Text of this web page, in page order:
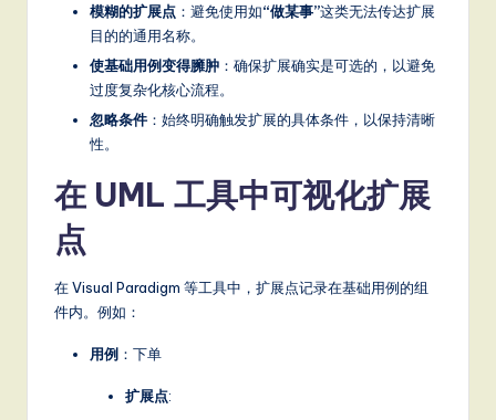
模糊的扩展点 ：避免使用如“做某事”这类无法传达扩展
目的的通用名称。
使基础用例变得臃肿 ：确保扩展确实是可选的，以避免
过度复杂化核心流程。
忽略条件 ：始终明确触发扩展的具体条件，以保持清晰
性。
在 UML 工具中可视化扩展
点
在 Visual Paradigm 等工具中，扩展点记录在基础用例的组
件内。例如：
用例 ：下单
扩展点: